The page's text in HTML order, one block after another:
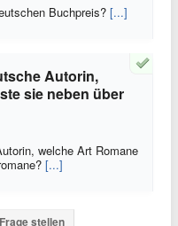
Buchpreis? [...]
Autorin,
sie neben über
welche Art Romane
[...]
stellen